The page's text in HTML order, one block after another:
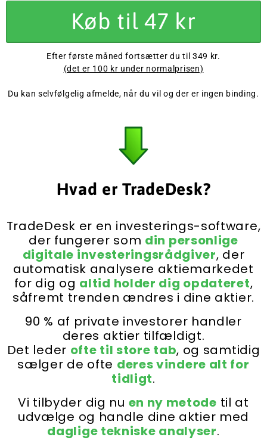
Køb til 47 kr
Efter første måned fortsætter du til 349 kr.
(det er 100 kr under normalprisen)
Du kan selvfølgelig afmelde, når du vil og der er ingen binding.
Hvad er TradeDesk?
TradeDesk er en investerings-software,
der fungerer som din personlige
digitale investeringsrådgiver, der
automatisk analysere aktiemarkedet
for dig og altid holder dig opdateret,
såfremt trenden ændres i dine aktier.
90 % af private investorer handler
deres aktier tilfældigt.
Det leder ofte til store tab, og samtidig
sælger de ofte deres vindere alt for
tidligt.
Vi tilbyder dig nu en ny metode til at
udvælge og handle dine aktier med
daglige tekniske analyser.